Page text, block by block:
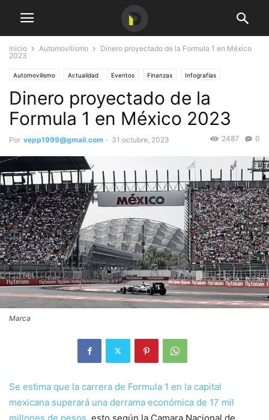
Inicio Automovilismo
Dinero proyectado de la Formula 1 en México
2023
Automovilismo Actualidad Eventos Finanzas Infografías
Dinero proyectado de la
Formula 1 en México 2023
Por vepp1999@gmail.com - 31 octubre, 2023 0
2487
Marca
Se estima que la carrera de Formula 1 en la capital
mexicana superará una derrama económica de 17 mil
millones de pesos, esto según la Camara Nacional de